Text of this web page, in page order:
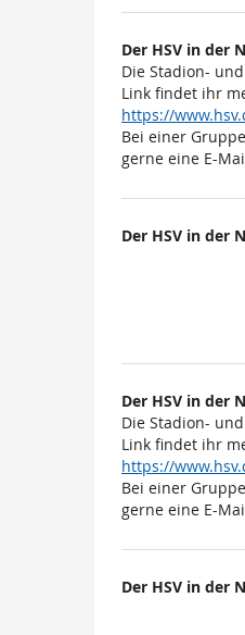
Der HSV in der
Die Stadion-
Link findet ihr
https://
Bei einer
gerne eine E-
Der HSV in der
Der HSV in der
Die Stadion-
Link findet ihr
https://
Bei einer
gerne eine E-
Der HSV in der